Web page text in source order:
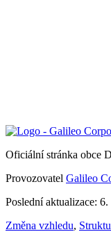
Oficiální stránka obce
Provozovatel Galileo
Poslední aktualizace:
Změna vzhledu,